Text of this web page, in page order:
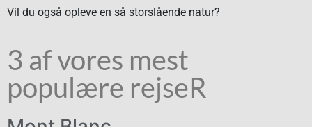
Vil du også opleve en så storslående natur?
3 af vores mest
populære rejseR